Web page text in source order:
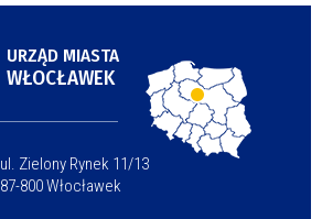
URZĄD MIASTA
WŁOCŁAWEK
ul. Zielony Rynek 11/13
87-800 Włocławek